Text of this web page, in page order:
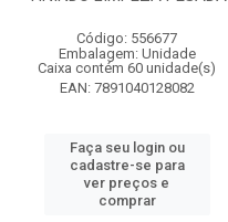
Código: 556677
Embalagem: Unidade
Caixa contém 60 unidade(s)
EAN: 7891040128082
Faça seu login ou
cadastre-se para
ver preços e
comprar